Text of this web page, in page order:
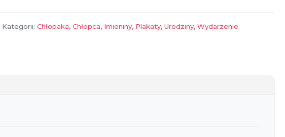
Kategorii:Chłopaka,Chłopca, Imieniny, Plakaty,Urodziny,Wydarzenie